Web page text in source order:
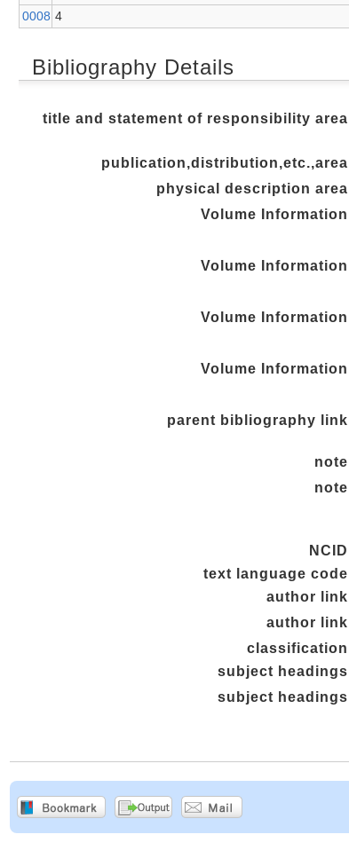
0008 4
Bibliography Details
title and statement of responsibility area
publication,distribution,etc.,area
physical description area
Volume Information
Volume Information
Volume Information
Volume Information
parent bibliography link
note
note
NCID
text language code
author link
author link
classification
subject headings
subject headings